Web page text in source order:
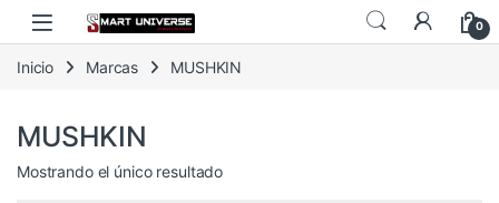
Skip to navigation
Skip to content
0
Inicio Marcas MUSHKIN
MUSHKIN
Mostrando el único resultado